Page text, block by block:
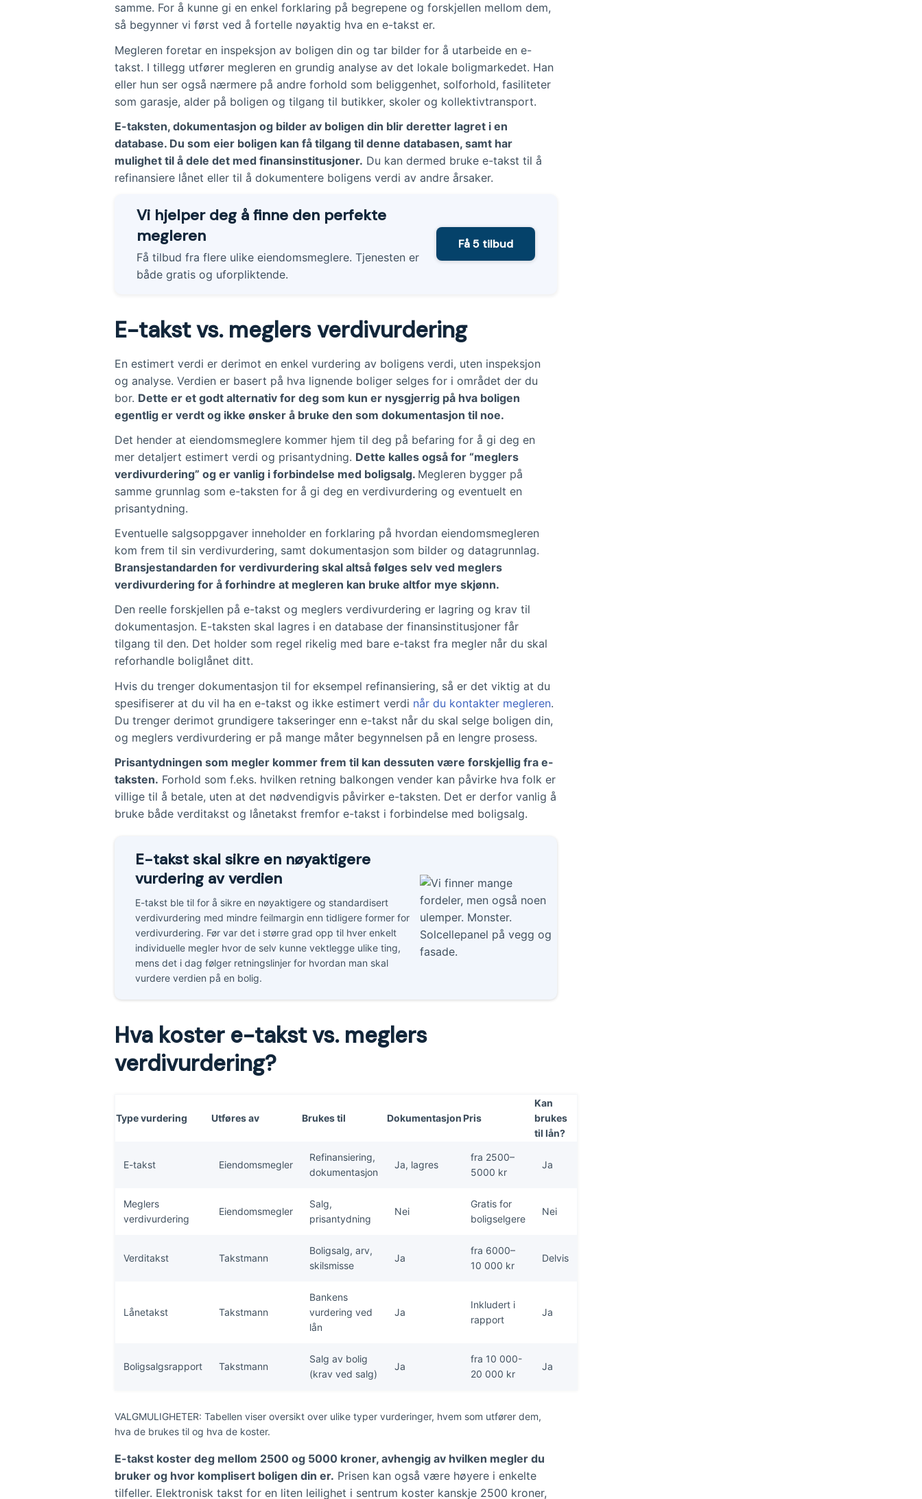
samme. For å kunne gi en enkel forklaring på begrepene og forskjellen mellom dem,
så begynner vi først ved å fortelle nøyaktig hva en e-takst er.
Megleren foretar en inspeksjon av boligen din og tar bilder for å utarbeide en e-
takst. I tillegg utfører megleren en grundig analyse av det lokale boligmarkedet. Han
eller hun ser også nærmere på andre forhold som beliggenhet, solforhold, fasiliteter
som garasje, alder på boligen og tilgang til butikker, skoler og kollektivtransport.
E-taksten, dokumentasjon og bilder av boligen din blir deretter lagret i en
database. Du som eier boligen kan få tilgang til denne databasen, samt har
mulighet til å dele det med finansinstitusjoner. Du kan dermed bruke e-takst til å
refinansiere lånet eller til å dokumentere boligens verdi av andre årsaker.
Vi hjelper deg å finne den perfekte
megleren
Få tilbud fra flere ulike eiendomsmeglere. Tjenesten er
både gratis og uforpliktende.
Få 5 tilbud
E-takst vs. meglers verdivurdering
En estimert verdi er derimot en enkel vurdering av boligens verdi, uten inspeksjon
og analyse. Verdien er basert på hva lignende boliger selges for i området der du
bor. Dette er et godt alternativ for deg som kun er nysgjerrig på hva boligen
egentlig er verdt og ikke ønsker å bruke den som dokumentasjon til noe.
Det hender at eiendomsmeglere kommer hjem til deg på befaring for å gi deg en
mer detaljert estimert verdi og prisantydning. Dette kalles også for “meglers
verdivurdering” og er vanlig i forbindelse med boligsalg. Megleren bygger på
samme grunnlag som e-taksten for å gi deg en verdivurdering og eventuelt en
prisantydning.
Eventuelle salgsoppgaver inneholder en forklaring på hvordan eiendomsmegleren
kom frem til sin verdivurdering, samt dokumentasjon som bilder og datagrunnlag.
Bransjestandarden for verdivurdering skal altså følges selv ved meglers
verdivurdering for å forhindre at megleren kan bruke altfor mye skjønn.
Den reelle forskjellen på e-takst og meglers verdivurdering er lagring og krav til
dokumentasjon. E-taksten skal lagres i en database der finansinstitusjoner får
tilgang til den. Det holder som regel rikelig med bare e-takst fra megler når du skal
reforhandle boliglånet ditt.
Hvis du trenger dokumentasjon til for eksempel refinansiering, så er det viktig at du
spesifiserer at du vil ha en e-takst og ikke estimert verdi når du kontakter megleren.
Du trenger derimot grundigere takseringer enn e-takst når du skal selge boligen din,
og meglers verdivurdering er på mange måter begynnelsen på en lengre prosess.
Prisantydningen som megler kommer frem til kan dessuten være forskjellig fra e-
taksten. Forhold som f.eks. hvilken retning balkongen vender kan påvirke hva folk er
villige til å betale, uten at det nødvendigvis påvirker e-taksten. Det er derfor vanlig å
bruke både verditakst og lånetakst fremfor e-takst i forbindelse med boligsalg.
E-takst skal sikre en nøyaktigere
vurdering av verdien
E-takst ble til for å sikre en nøyaktigere og standardisert
verdivurdering med mindre feilmargin enn tidligere former for
verdivurdering. Før var det i større grad opp til hver enkelt
individuelle megler hvor de selv kunne vektlegge ulike ting,
mens det i dag følger retningslinjer for hvordan man skal
vurdere verdien på en bolig.
Hva koster e-takst vs. meglers
verdivurdering?
Type vurdering Utføres av Brukes til DokumentasjonPris
Kan
brukes
til lån?
E-takst Eiendomsmegler
Refinansiering,
dokumentasjon
Ja, lagres
fra 2500–
5000 kr
Ja
Meglers
verdivurdering
Eiendomsmegler
Salg,
prisantydning
Nei
Gratis for
boligselgere
Nei
Verditakst Takstmann
Boligsalg, arv,
skilsmisse
Ja
fra 6000–
10 000 kr
Delvis
Lånetakst Takstmann
Bankens
vurdering ved
lån
Ja
Inkludert i
rapport
Ja
Boligsalgsrapport Takstmann
Salg av bolig
(krav ved salg)
Ja
fra 10 000-
20 000 kr
Ja
VALGMULIGHETER: Tabellen viser oversikt over ulike typer vurderinger, hvem som utfører dem,
hva de brukes til og hva de koster.
E-takst koster deg mellom 2500 og 5000 kroner, avhengig av hvilken megler du
bruker og hvor komplisert boligen din er. Prisen kan også være høyere i enkelte
tilfeller. Elektronisk takst for en liten leilighet i sentrum koster kanskje 2500 kroner,